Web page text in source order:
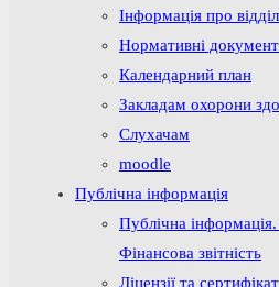
Інформація про
Нормативні
Календарний план
Закладам охорони
Слухачам
moodle
Публічна інформація
Публічна інформація.
Фінансова звітність
Ліцензії та